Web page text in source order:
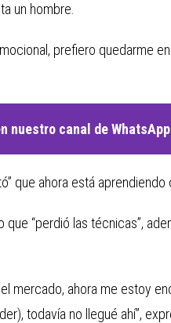
un hombre.
prefiero quedarme
nuestro canal de WhatsApp
que ahora está aprendiendo
“perdió las técnicas”,
mercado, ahora me estoy
todavía no llegué ahí”,